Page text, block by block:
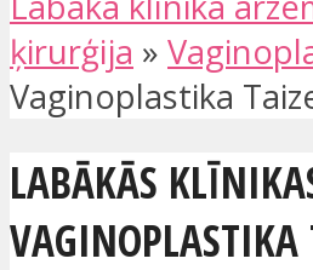
ķirurģija »
Vaginoplastika
LABĀKĀS
VAGINOPLASTIKA